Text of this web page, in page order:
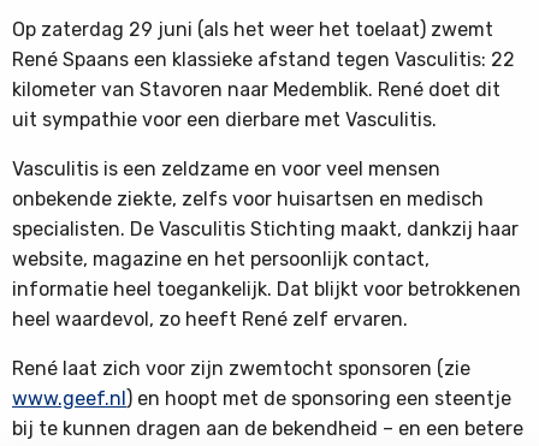
Op zaterdag 29 juni (als het weer het toelaat) zwemt
René Spaans een klassieke afstand tegen Vasculitis: 22
kilometer van Stavoren naar Medemblik. René doet dit
uit sympathie voor een dierbare met Vasculitis.
Vasculitis is een zeldzame en voor veel mensen
onbekende ziekte, zelfs voor huisartsen en medisch
specialisten. De Vasculitis Stichting maakt, dankzij haar
website, magazine en het persoonlijk contact,
informatie heel toegankelijk. Dat blijkt voor betrokkenen
heel waardevol, zo heeft René zelf ervaren.
René laat zich voor zijn zwemtocht sponsoren (zie
www.geef.nl) en hoopt met de sponsoring een steentje
bij te kunnen dragen aan de bekendheid – en een betere